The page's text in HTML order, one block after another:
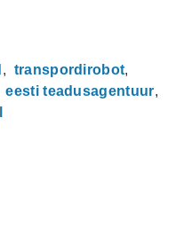
transpordirobot
eesti teadusagentuur